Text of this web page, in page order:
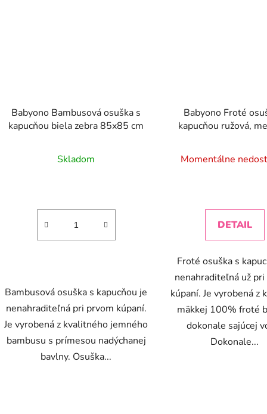
Babyono Bambusová osuška s
kapucňou biela zebra 85x85 cm
Skladom
Bambusová osuška s kapucňou je
nenahraditeľná pri prvom kúpaní.
Je vyrobená z kvalitného jemného
bambusu s prímesou nadýchanej
bavlny. Osuška...
Babyono Froté
kapucňou ružová,
Momentálne
DETAIL
Froté osuška s
nenahraditeľná už
kúpaní. Je vyrobená z
mäkkej 100% froté
dokonale sajúcej
Dokonale...